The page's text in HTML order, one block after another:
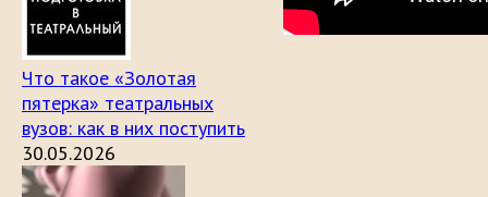
Что такое «Золотая
пятерка» театральных
вузов: как в них поступить
30.05.2026